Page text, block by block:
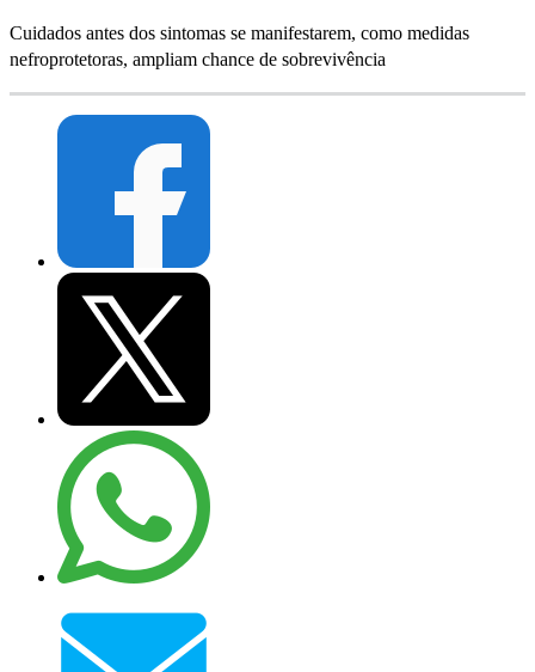
Cuidados antes dos sintomas se manifestarem, como medidas
nefroprotetoras, ampliam chance de sobrevivência